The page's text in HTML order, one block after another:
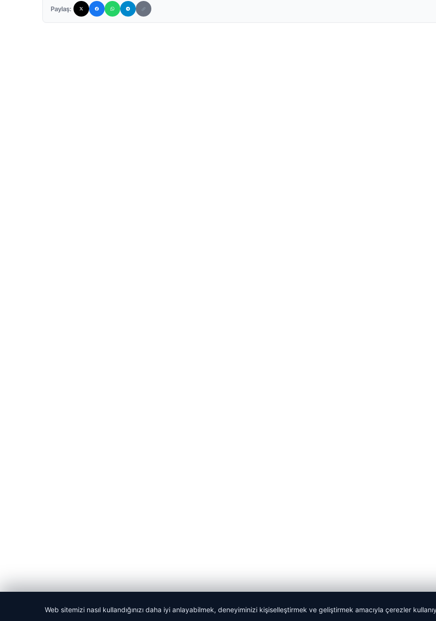
Paylaş:
© 2026 Bilgisel – Güncel Haberler
Web sitemizi nasıl kullandığınızı daha iyi anlayabilmek, deneyiminizi kişiselleştirmek ve geliştirmek amacıyla çerezler